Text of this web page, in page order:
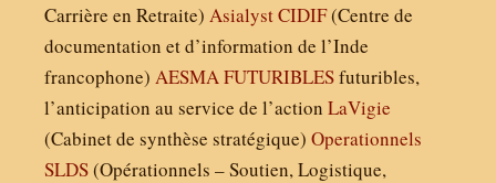
Carrière en Retraite) AsialystCIDIF(Centre de
documentation et d’information de l’Inde
francophone) AESMAFUTURIBLESfuturibles,
l’anticipation au service de l’action LaVigie
(Cabinet de synthèse stratégique) Operationnels
SLDS(Opérationnels – Soutien, Logistique,